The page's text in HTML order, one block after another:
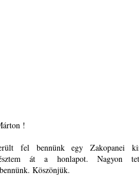
!
fel bennünk egy Zakopanei
át a honlapot. Nagyon
Köszönjük.